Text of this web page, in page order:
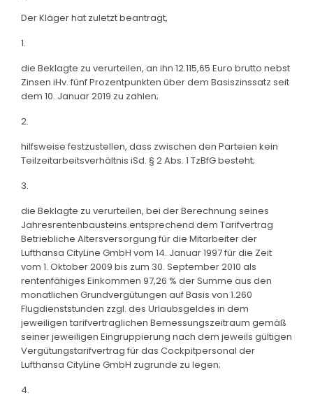
Der Kläger hat zuletzt beantragt,
1.
die Beklagte zu verurteilen, an ihn 12.115,65 Euro brutto nebst
Zinsen iHv. fünf Prozentpunkten über dem Basiszinssatz seit
dem 10. Januar 2019 zu zahlen;
2.
hilfsweise festzustellen, dass zwischen den Parteien kein
Teilzeitarbeitsverhältnis iSd. § 2 Abs. 1 TzBfG besteht;
3.
die Beklagte zu verurteilen, bei der Berechnung seines
Jahresrentenbausteins entsprechend dem Tarifvertrag
Betriebliche Altersversorgung für die Mitarbeiter der
Lufthansa CityLine GmbH vom 14. Januar 1997 für die Zeit
vom 1. Oktober 2009 bis zum 30. September 2010 als
rentenfähiges Einkommen 97,26 % der Summe aus den
monatlichen Grundvergütungen auf Basis von 1.260
Flugdienststunden zzgl. des Urlaubsgeldes in dem
jeweiligen tarifvertraglichen Bemessungszeitraum gemäß
seiner jeweiligen Eingruppierung nach dem jeweils gültigen
Vergütungstarifvertrag für das Cockpitpersonal der
Lufthansa CityLine GmbH zugrunde zu legen;
4.